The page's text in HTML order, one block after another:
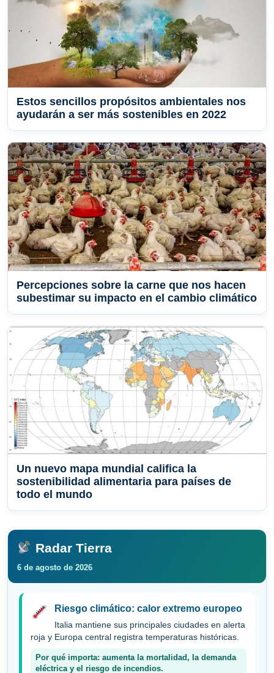
Estos sencillos propósitos ambientales nos
ayudarán a ser más sostenibles en 2022
Percepciones sobre la carne que nos hacen
subestimar su impacto en el cambio climático
Un nuevo mapa mundial califica la
sostenibilidad alimentaria para países de
todo el mundo
Radar Tierra
6 de agosto de 2026
Riesgo climático: calor extremo europeo
Italia mantiene sus principales ciudades en alerta
roja y Europa central registra temperaturas históricas.
Por qué importa: aumenta la mortalidad, la demanda
eléctrica y el riesgo de incendios.